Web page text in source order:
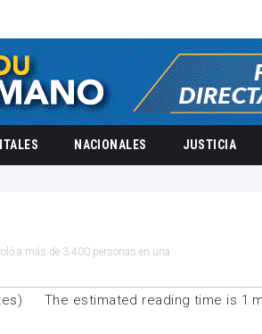
NACIONALES JUSTICIA
a más de 3.400 personas en una
) The estimated reading time is 1